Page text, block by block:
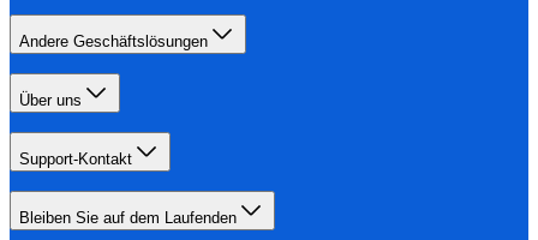
Andere Geschäftslösungen
Über uns
Support-Kontakt
Bleiben Sie auf dem Laufenden